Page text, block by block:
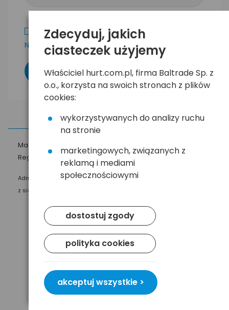
Zapamiętaj mnie
Nie pamiętam hasła
Masz pytania?
Regulamin
Polityka prywatności
Administratorem Twoich danych osobowych jest Baltrade sp. z o.o.
z siedzibą w Gdańsku przy ul. Geodetów 24, 80-298 Gdańsk.
Zdecyduj, jakich
ciasteczek użyjemy
Właściciel hurt.com.pl, firma Baltrade Sp. z
o.o., korzysta na swoich stronach z plików
cookies:
wykorzystywanych do analizy ruchu
na stronie
marketingowych, związanych z
reklamą i mediami
społecznościowymi
dostostuj zgody
polityka cookies
akceptuj wszystkie >